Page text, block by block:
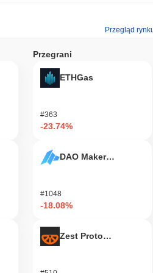
Przegląd
Przegrani
ETHGas
#363
-23.74%
DAO Maker Token
#1048
-18.08%
Zest Protocol